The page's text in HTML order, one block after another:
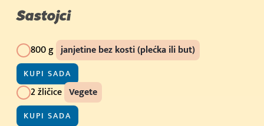
Sastojci
800 g janjetine bez kosti (plećka ili but)
KUPI SADA
2 žličice Vegete
KUPI SADA